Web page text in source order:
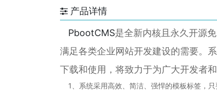
产品详情
PbootCMS是全新内核且永久开源
满足各类企业网站开发建设的需要。
下载和使用，将致力于为广大开发者
1、系统采用高效、简洁、强悍的模板标签，只